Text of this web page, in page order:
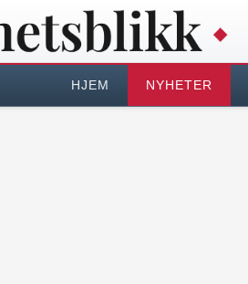
HJEM NYHETER